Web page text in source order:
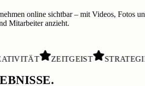
online sichtbar – mit Videos, Fotos
Mitarbeiter anzieht.
ZEITGEIST STRATEGIE